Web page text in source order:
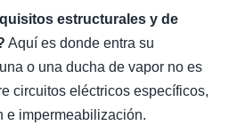
estructurales y de
Aquí es donde entra su
o una ducha de vapor no es
circuitos eléctricos específicos,
e impermeabilización.